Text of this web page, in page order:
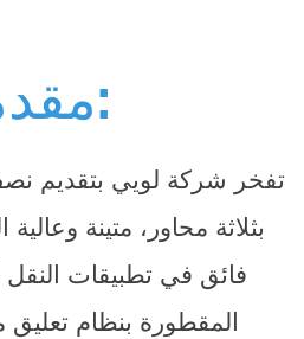
مقدمة المنتج:
تفخر شركة لويي بتقديم
بثلاثة محاور، متينة
فائق في تطبيقات
المقطورة بنظام